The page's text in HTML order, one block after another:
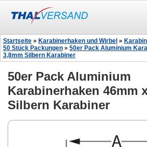
Startseite » Karabinerhaken und Wirbel »
50 Stück Packungen » 50er Pack Aluminium
3,8mm Silbern Karabiner
50er Pack Aluminium
Karabinerhaken 46mm
Silbern Karabiner